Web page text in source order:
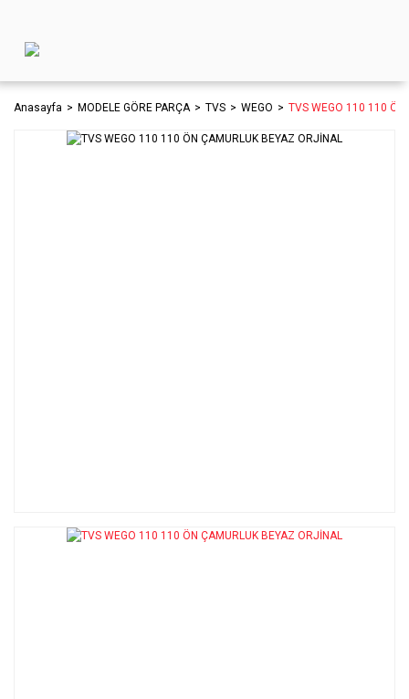
Anasayfa MODELE GÖRE PARÇA TVS WEGO TVS WEGO 110 110 ÖN